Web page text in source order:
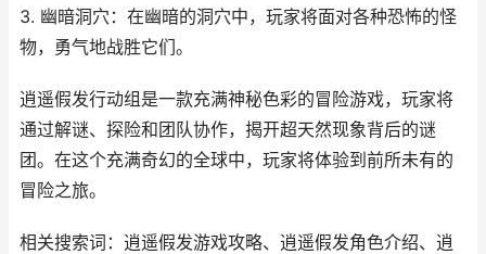
3. 幽暗洞穴：在幽暗的洞穴中，玩家将面对各种恐怖的怪
物，勇气地战胜它们。
逍遥假发行动组是一款充满神秘色彩的冒险游戏，玩家将
通过解谜、探险和团队协作，揭开超天然现象背后的谜
团。在这个充满奇幻的全球中，玩家将体验到前所未有的
冒险之旅。
相关搜索词：逍遥假发游戏攻略、逍遥假发角色介绍、逍